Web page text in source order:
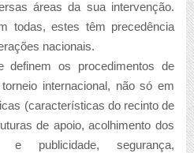
áreas da sua intervenção.
todas, estes têm precedência
nacionais.
definem os procedimentos de
internacional, não só em
(características do recinto de
de apoio, acolhimento dos
e publicidade, segurança,